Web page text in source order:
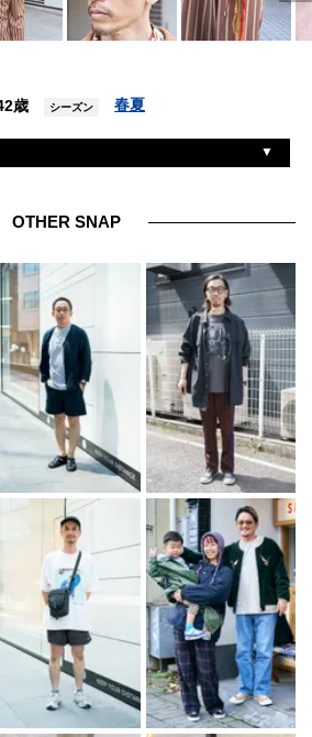
歳 シーズン 春夏
OTHER SNAP